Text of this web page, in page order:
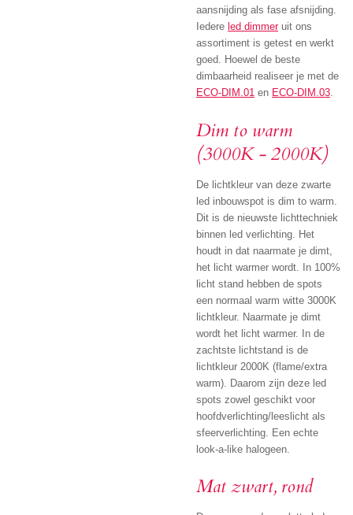
aansnijding als fase afsnijding.
Iedere led dimmeruit ons
assortiment is getest en werkt
goed. Hoewel de beste
dimbaarheid realiseer je met de
ECO-DIM.01 en ECO-DIM.03
Dim to warm
(3000K - 2000K)
De lichtkleur van deze zwarte
led inbouwspot is dim to warm.
Dit is de nieuwste lichttechniek
binnen led verlichting. Het
houdt in dat naarmate je dimt,
het licht warmer wordt. In 100%
licht stand hebben de spots
een normaal warm witte 3000K
lichtkleur. Naarmate je dimt
wordt het licht warmer. In de
zachtste lichtstand is de
lichtkleur 2000K (flame/extra
warm). Daarom zijn deze led
spots zowel geschikt voor
hoofdverlichting/leeslicht als
sfeerverlichting. Een echte
look-a-like halogeen.
Mat zwart, rond